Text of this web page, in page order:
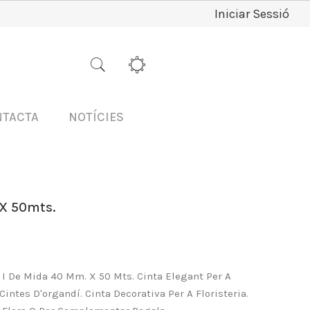
Iniciar Sessió
NOTÍCIES
50mts.
De Mida 40 Mm. X 50 Mts. Cinta Elegant Per A
D'organdí. Cinta Decorativa Per A Floristeria.